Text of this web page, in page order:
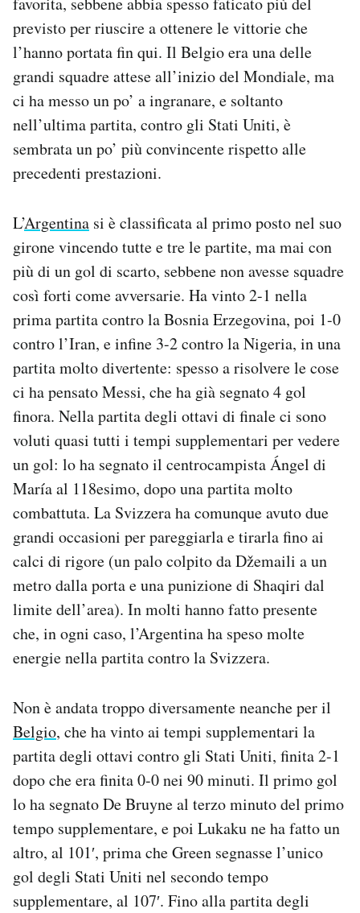
previsto per riuscire a ottenere le vittorie che
l’hanno portata fin qui. Il Belgio era una delle
grandi squadre attese all’inizio del Mondiale, ma
ci ha messo un po’ a ingranare, e soltanto
nell’ultima partita, contro gli Stati Uniti, è
sembrata un po’ più convincente rispetto alle
precedenti prestazioni.
L’Argentina si è classificata al primo posto nel suo
girone vincendo tutte e tre le partite, ma mai con
più di un gol di scarto, sebbene non avesse squadre
così forti come avversarie. Ha vinto 2-1 nella
prima partita contro la Bosnia Erzegovina, poi 1-0
contro l’Iran, e infine 3-2 contro la Nigeria, in una
partita molto divertente: spesso a risolvere le cose
ci ha pensato Messi, che ha già segnato 4 gol
finora. Nella partita degli ottavi di finale ci sono
voluti quasi tutti i tempi supplementari per vedere
un gol: lo ha segnato il centrocampista Ángel di
María al 118esimo, dopo una partita molto
combattuta. La Svizzera ha comunque avuto due
grandi occasioni per pareggiarla e tirarla fino ai
calci di rigore (un palo colpito da Džemaili a un
metro dalla porta e una punizione di Shaqiri dal
limite dell’area). In molti hanno fatto presente
che, in ogni caso, l’Argentina ha speso molte
energie nella partita contro la Svizzera.
Non è andata troppo diversamente neanche per il
Belgio, che ha vinto ai tempi supplementari la
partita degli ottavi contro gli Stati Uniti, finita 2-1
dopo che era finita 0-0 nei 90 minuti. Il primo gol
lo ha segnato De Bruyne al terzo minuto del primo
tempo supplementare, e poi Lukaku ne ha fatto un
altro, al 101′, prima che Green segnasse l’unico
gol degli Stati Uniti nel secondo tempo
supplementare, al 107′. Fino alla partita degli